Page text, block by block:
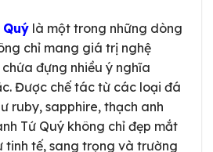
là một trong những dòng
chỉ mang giá trị nghệ
đựng nhiều ý nghĩa
Được chế tác từ các loại đá
ruby, sapphire, thạch anh
Tứ Quý không chỉ đẹp mắt
tinh tế, sang trọng và trường